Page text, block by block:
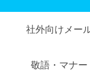
社外向けメー
敬語・マナー